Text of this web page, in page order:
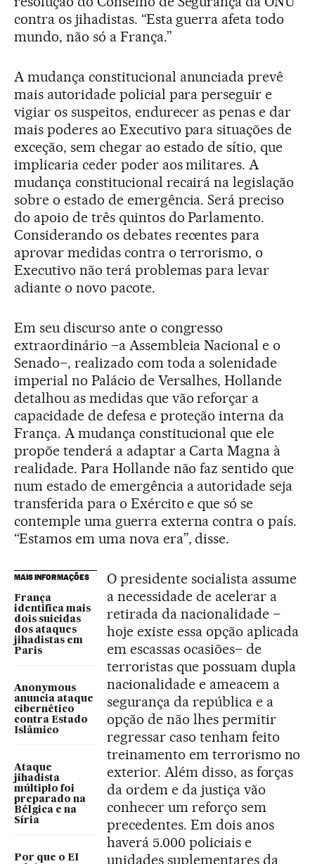
contra os jihadistas. “Esta guerra afeta todo
mundo, não só a França.”
A mudança constitucional anunciada prevê
mais autoridade policial para perseguir e
vigiar os suspeitos, endurecer as penas e dar
mais poderes ao Executivo para situações de
exceção, sem chegar ao estado de sítio, que
implicaria ceder poder aos militares. A
mudança constitucional recairá na legislação
sobre o estado de emergência. Será preciso
do apoio de três quintos do Parlamento.
Considerando os debates recentes para
aprovar medidas contra o terrorismo, o
Executivo não terá problemas para levar
adiante o novo pacote.
Em seu discurso ante o congresso
extraordinário –a Assembleia Nacional e o
Senado–, realizado com toda a solenidade
imperial no Palácio de Versalhes, Hollande
detalhou as medidas que vão reforçar a
capacidade de defesa e proteção interna da
França. A mudança constitucional que ele
propõe tenderá a adaptar a Carta Magna à
realidade. Para Hollande não faz sentido que
num estado de emergência a autoridade seja
transferida para o Exército e que só se
contemple uma guerra externa contra o país.
“Estamos em uma nova era”, disse.
MAIS INFORMAÇÕES
França
identifica mais
dois suicidas
dos ataques
jihadistas em
Paris
Anonymous
anuncia ataque
cibernético
contra Estado
Islâmico
Ataque
jihadista
múltiplo foi
preparado na
Bélgica e na
Síria
Por que o EI
O presidente socialista assume
a necessidade de acelerar a
retirada da nacionalidade –
hoje existe essa opção aplicada
em escassas ocasiões– de
terroristas que possuam dupla
nacionalidade e ameacem a
segurança da república e a
opção de não lhes permitir
regressar caso tenham feito
treinamento em terrorismo no
exterior. Além disso, as forças
da ordem e da justiça vão
conhecer um reforço sem
precedentes. Em dois anos
haverá 5.000 policiais e
unidades suplementares da